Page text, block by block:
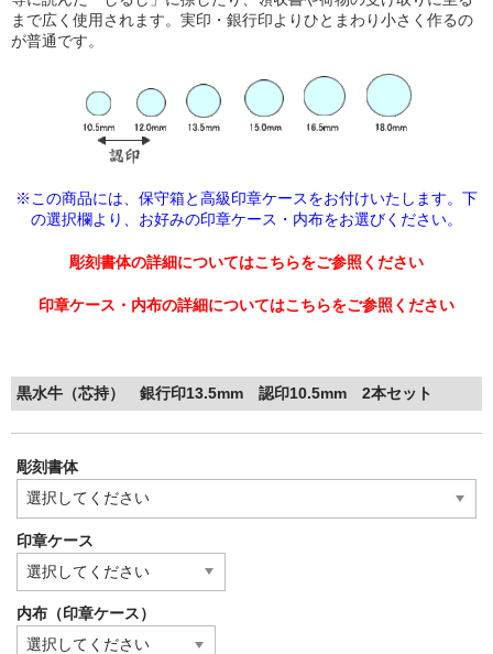
まで広く使用されます。実印・銀行印よりひとまわり小さく作るの
が普通です。
※この商品には、保守箱と高級印章ケースをお付けいたします。下
の選択欄より、 お好みの印章ケース・内布をお選びください。
彫刻書体の詳細についてはこちらをご参照ください
印章ケース・内布の詳細についてはこちらをご参照ください
黒水牛（芯持） 銀行印13.5mm 認印10.5mm 2本セット
彫刻書体
印章ケース
内布（印章ケース）